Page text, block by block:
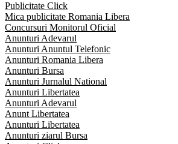
Publicitate Click
Mica publicitate Romania Libera
Concursuri Monitorul Oficial
Anunturi Adevarul
Anunturi Anuntul Telefonic
Anunturi Romania Libera
Anunturi Bursa
Anunturi Jurnalul National
Anunturi Libertatea
Anunturi Adevarul
Anunt Libertatea
Anunturi Libertatea
Anunturi ziarul Bursa